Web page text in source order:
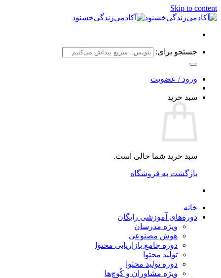
Skip to content
جستجو برای:
ورود / عضویت
سبد خرید
سبد خرید شما خالی است.
بازگشت به فروشگاه
خانه
دوره‌های آموزشی رایگان
ویژه مدرسان
هوش مصنوعی
دوره جامع بازاریابی محتوا
تولید محتوا
دوره تولید محتوا
ویژه مشاوران و کُوچ‌ها